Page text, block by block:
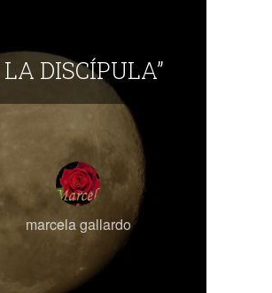
LA DISCÍPULA”
marcela gallardo